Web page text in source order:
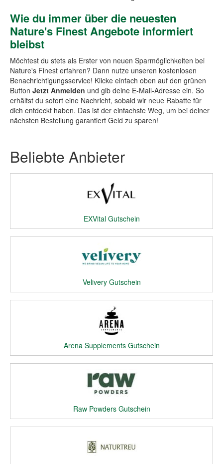
Wie du immer über die neuesten
Nature's Finest Angebote informiert
bleibst
Möchtest du stets als Erster von neuen Sparmöglichkeiten bei
Nature's Finest erfahren? Dann nutze unseren kostenlosen
Benachrichtigungsservice! Klicke einfach oben auf den grünen
Button Jetzt Anmelden und gib deine E-Mail-Adresse ein. So
erhältst du sofort eine Nachricht, sobald wir neue Rabatte für
dich entdeckt haben. Das ist der einfachste Weg, um bei deiner
nächsten Bestellung garantiert Geld zu sparen!
Beliebte Anbieter
EXVital Gutschein
Velivery Gutschein
Arena Supplements Gutschein
Raw Powders Gutschein